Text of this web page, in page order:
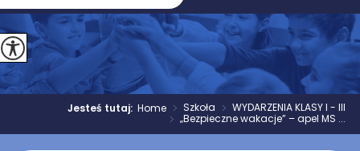
Jesteś tutaj:Home > Szkoła > WYDARZENIA KLASY I - III
> „Bezpieczne wakacje” – apel MS ...